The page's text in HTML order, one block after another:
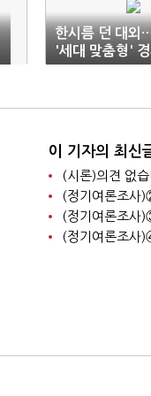
한시름 던 대외
'세대 맞춤형'
이 기자의 최신
(시론)의견 없
(정기여론조사